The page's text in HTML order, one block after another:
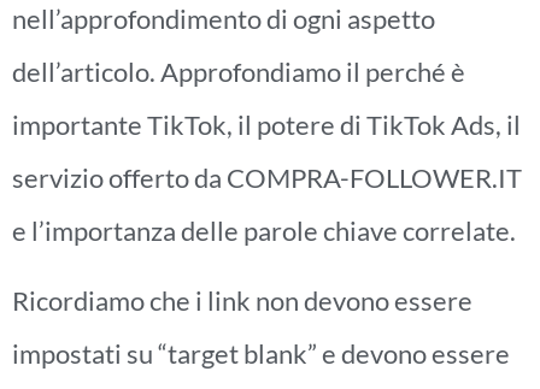
nell’approfondimento di ogni aspetto
dell’articolo. Approfondiamo il perché è
importante TikTok, il potere di TikTok Ads, il
servizio offerto da COMPRA-FOLLOWER.IT
e l’importanza delle parole chiave correlate.
Ricordiamo che i link non devono essere
impostati su “target blank” e devono essere